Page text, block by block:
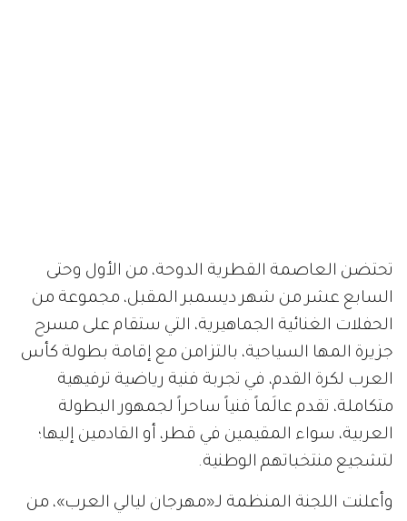
تحتضن العاصمة القطرية الدوحة، من الأول وحتى
السابع عشر من شهر ديسمبر المقبل، مجموعة من
الحفلات الغنائية الجماهيرية، التي ستقام على مسرح
جزيرة المها السياحية، بالتزامن مع إقامة بطولة كأس
العرب لكرة القدم، في تجربة فنية رياضية ترفيهية
متكاملة، تقدم عالَماً فنياً ساحراً لجمهور البطولة
العربية، سواء المقيمين في قطر، أو القادمين إليها؛
لتشجيع منتخباتهم الوطنية.
وأعلنت اللجنة المنظمة لـ«مهرجان ليالي العرب»، من